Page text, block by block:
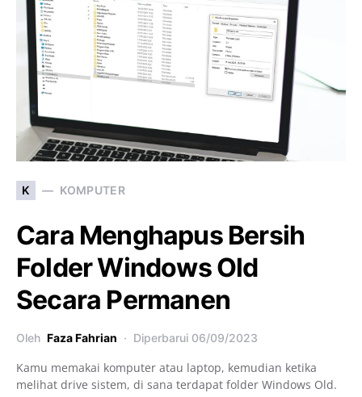
K KOMPUTER
Cara Menghapus Bersih
Folder Windows Old
Secara Permanen
Oleh Faza Fahrian Diperbarui 06/09/2023
Kamu memakai komputer atau laptop, kemudian ketika
melihat drive sistem, di sana terdapat folder Windows Old.